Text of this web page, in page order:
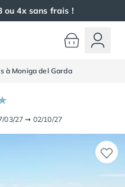
ou 4x sans frais !
à Moniga del Garda
03/27 ➞ 02/10/27